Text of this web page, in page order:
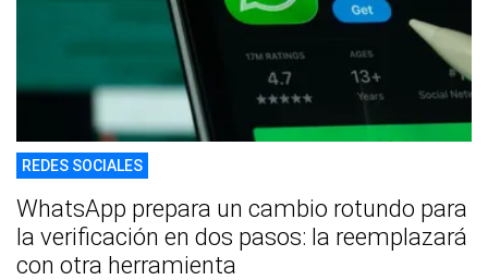
REDES SOCIALES
WhatsApp prepara un cambio rotundo para
la verificación en dos pasos: la reemplazará
con otra herramienta